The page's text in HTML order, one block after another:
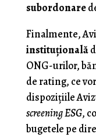
subordonare
Finalmente,
instituţională
ONG-urilor,
de rating, ce
dispoziţiile
screening ESG,
bugetele pe